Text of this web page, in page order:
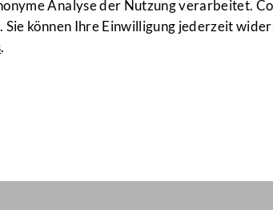
Analyse der Nutzung verarbeitet.
Sie können Ihre Einwilligung jederzeit
.
Bundesgesetzes
für September